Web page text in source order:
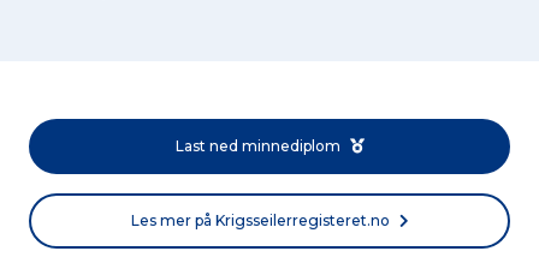
Last ned minnediplom
Les mer på Krigsseilerregisteret.no